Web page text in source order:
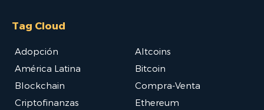
Tag Cloud
Adopción
Altcoins
América Latina
Bitcoin
Blockchain
Compra-Venta
Criptofinanzas
Ethereum